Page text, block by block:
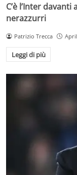
C’è l’Inter davanti
nerazzurri
Patrizio Trecca
Leggi di più